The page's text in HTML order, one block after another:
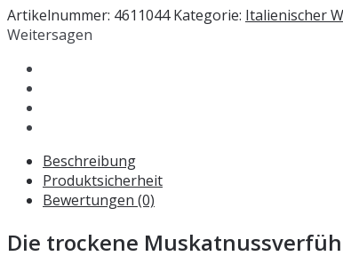
Artikelnummer: 4611044 Kategorie: Italienischer
Weitersagen
Beschreibung
Produktsicherheit
Bewertungen (0)
Die trockene